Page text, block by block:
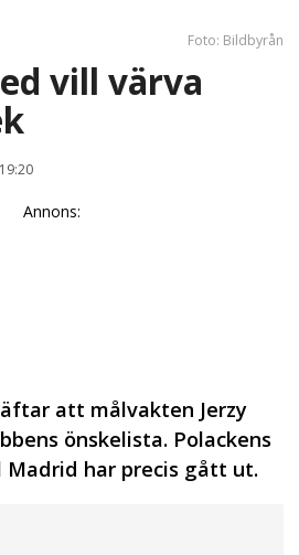
Foto: Bildbyrån
vill värva
Annons:
att målvakten Jerzy
önskelista. Polackens
Madrid har precis gått ut.